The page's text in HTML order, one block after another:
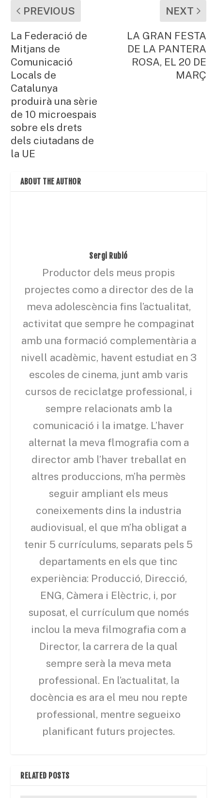
PREVIOUS
La Federació de
Mitjans de
Comunicació
Locals de
Catalunya
produirà una sèrie
de 10 microespais
sobre els drets
dels ciutadans de
la UE
NEXT
LA GRAN FESTA
DE LA PANTERA
ROSA, EL 20 DE
MARÇ
ABOUT THE AUTHOR
Sergi Rubió
Productor dels meus propis
projectes como a director des de la
meva adolescència fins l’actualitat,
activitat que sempre he compaginat
amb una formació complementària a
nivell acadèmic, havent estudiat en 3
escoles de cinema, junt amb varis
cursos de reciclatge professional, i
sempre relacionats amb la
comunicació i la imatge. L’haver
alternat la meva flmografia com a
director amb l’haver treballat en
altres produccions, m’ha permès
seguir ampliant els meus
coneixements dins la industria
audiovisual, el que m’ha obligat a
tenir 5 currículums, separats pels 5
departaments en els que tinc
experiència: Producció, Direcció,
ENG, Càmera i Elèctric, i, por
suposat, el currículum que només
inclou la meva filmografia com a
Director, la carrera de la qual
sempre serà la meva meta
professional. En l’actualitat, la
docència es ara el meu nou repte
professional, mentre segueixo
planificant futurs projectes.
RELATED POSTS